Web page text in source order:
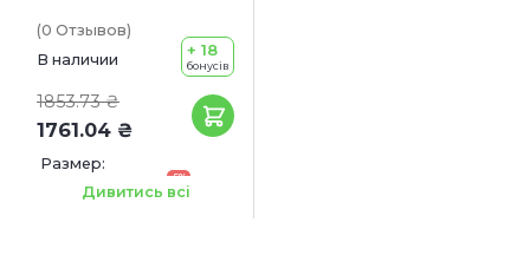
(0 Отзывов)
В наличии
1853.73 ₴
1761.04 ₴
+ 18
бонусів
Размер:
-5%
40.5 x 29.5 x 22.5 см
Дивитись всі